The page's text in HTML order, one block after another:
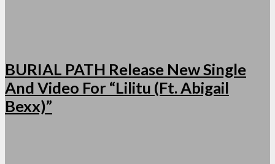
BURIAL PATH Release New Single
And Video For “Lilitu (Ft. Abigail
Bexx)”